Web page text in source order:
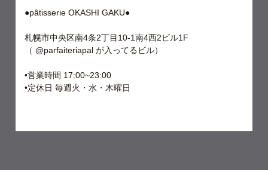
●pâtisserie OKASHI GAKU●
札幌市中央区南4条2丁目10-1南4西2ビル1F
（ @parfaiteriapal が入ってるビル）
•営業時間 17:00~23:00
•定休日 毎週火・水・木曜日